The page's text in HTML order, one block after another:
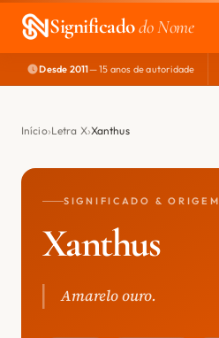
Significadodo Nome
EXPLORAR
NOME PERFEITO
Desde 2011— 15 anos de autoridade
Início Letra X Xanthus
SIGNIFICADO & ORIGEM
Xanthus
Amarelo ouro.